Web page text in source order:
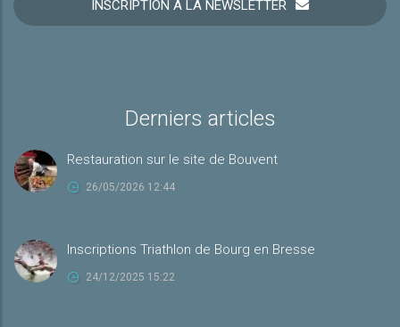
INSCRIPTION À LA NEWSLETTER
Derniers articles
Restauration sur le site de Bouvent
26/05/2026 12:44
Inscriptions Triathlon de Bourg en Bresse
24/12/2025 15:22